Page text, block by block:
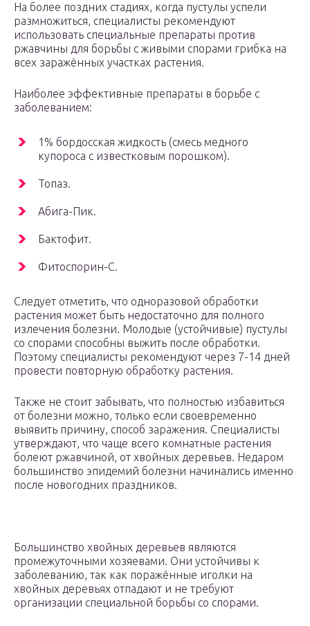
На более поздних стадиях, когда пустулы успели
размножиться, специалисты рекомендуют
использовать специальные препараты против
ржавчины для борьбы с живыми спорами грибка на
всех заражённых участках растения.
Наиболее эффективные препараты в борьбе с
заболеванием:
1% бордосская жидкость (смесь медного
купороса с известковым порошком).
Топаз.
Абига-Пик.
Бактофит.
Фитоспорин-С.
Следует отметить, что одноразовой обработки
растения может быть недостаточно для полного
излечения болезни. Молодые (устойчивые) пустулы
со спорами способны выжить после обработки.
Поэтому специалисты рекомендуют через 7-14 дней
провести повторную обработку растения.
Также не стоит забывать, что полностью избавиться
от болезни можно, только если своевременно
выявить причину, способ заражения. Специалисты
утверждают, что чаще всего комнатные растения
болеют ржавчиной, от хвойных деревьев. Недаром
большинство эпидемий болезни начинались именно
после новогодних праздников.
Большинство хвойных деревьев являются
промежуточными хозяевами. Они устойчивы к
заболеванию, так как поражённые иголки на
хвойных деревьях отпадают и не требуют
организации специальной борьбы со спорами.